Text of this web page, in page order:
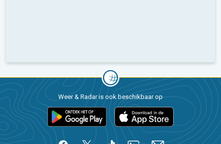
Weer & Radar is ook beschikbaar op